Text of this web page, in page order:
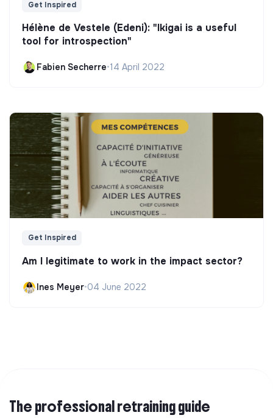
Get Inspired
Hélène de Vestele (Edeni): "Ikigai is a useful
tool for introspection"
Fabien Secherre•14 April 2022
Get Inspired
Am I legitimate to work in the impact sector?
Ines Meyer•04 June 2022
The professional retraining guide